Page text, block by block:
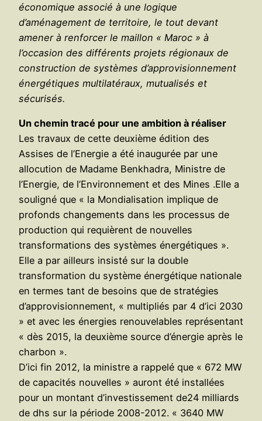
économique associé à une logique
d’aménagement de territoire, le tout devant
amener à renforcer le maillon « Maroc » à
l’occasion des différents projets régionaux de
construction de systèmes d’approvisionnement
énergétiques multilatéraux, mutualisés et
sécurisés.
Un chemin tracé pour une ambition à réaliser
Les travaux de cette deuxième édition des
Assises de l’Energie a été inaugurée par une
allocution de Madame Benkhadra, Ministre de
l’Energie, de l’Environnement et des Mines .Elle a
souligné que « la Mondialisation implique de
profonds changements dans les processus de
production qui requièrent de nouvelles
transformations des systèmes énergétiques ».
Elle a par ailleurs insisté sur la double
transformation du système énergétique nationale
en termes tant de besoins que de stratégies
d’approvisionnement, « multipliés par 4 d’ici 2030
» et avec les énergies renouvelables représentant
« dès 2015, la deuxième source d’énergie après le
charbon ».
D’ici fin 2012, la ministre a rappelé que « 672 MW
de capacités nouvelles » auront été installées
pour un montant d’investissement de24 milliards
de dhs sur la période 2008-2012. « 3640 MW